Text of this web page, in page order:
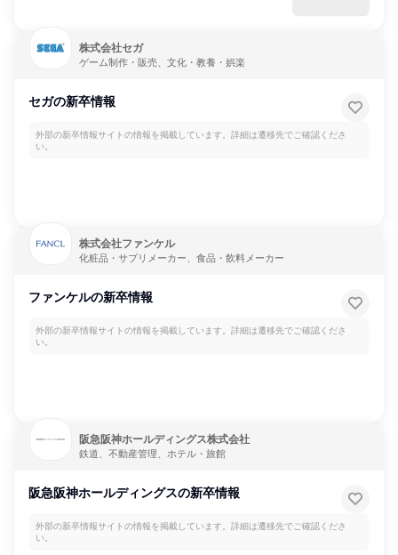
株式会社セガ
ゲーム制作・販売、文化・教養・娯楽
セガの新卒情報
外部の新卒情報サイトの情報を掲載しています。詳細は遷移先でご確認くださ
い。
株式会社ファンケル
化粧品・サプリメーカー、食品・飲料メーカー
ファンケルの新卒情報
外部の新卒情報サイトの情報を掲載しています。詳細は遷移先でご確認くださ
い。
阪急阪神ホールディングス株式会社
鉄道、不動産管理、ホテル・旅館
阪急阪神ホールディングスの新卒情報
外部の新卒情報サイトの情報を掲載しています。詳細は遷移先でご確認くださ
い。